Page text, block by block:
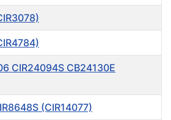
CIR24094S CB24130E
(CIR14077)